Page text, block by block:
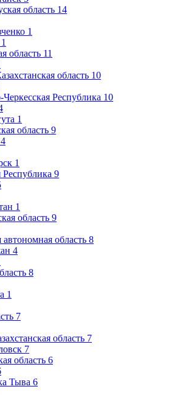
область 14
1
1
область 11
область 10
Черкесская Республика 10
1
область 9
4
1
Республика 9
1
область 9
автономная область 8
4
8
1
7
область 7
7
область 6
Тыва 6